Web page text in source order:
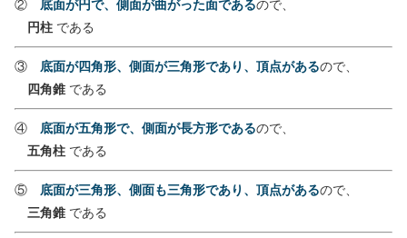
② 底面が円で、側面が曲がった面であるので、
円柱 である
③ 底面が四角形、側面が三角形であり、頂点があるので、
四角錐 である
④ 底面が五角形で、側面が長方形であるので、
五角柱 である
⑤ 底面が三角形、側面も三角形であり、頂点があるので、
三角錐 である